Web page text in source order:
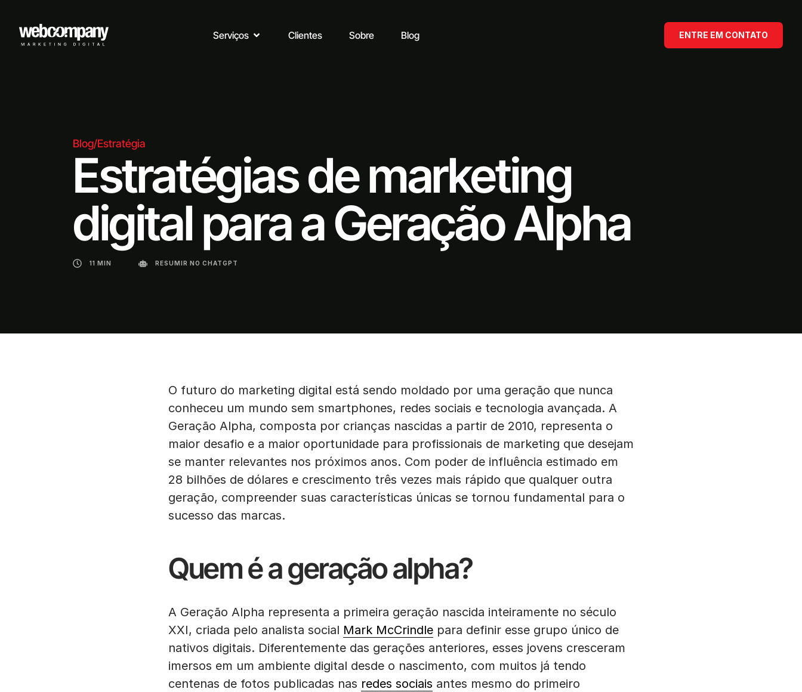
Serviços Clientes Sobre Blog ENTRE EM CONTATO
Blog/Estratégia
Estratégias de marketing
digital para a Geração Alpha
11 MIN RESUMIR NO CHATGPT
O futuro do marketing digital está sendo moldado por uma geração que nunca
conheceu um mundo sem smartphones, redes sociais e tecnologia avançada. A
Geração Alpha, composta por crianças nascidas a partir de 2010, representa o
maior desafio e a maior oportunidade para profissionais de marketing que desejam
se manter relevantes nos próximos anos. Com poder de influência estimado em
28 bilhões de dólares e crescimento três vezes mais rápido que qualquer outra
geração, compreender suas características únicas se tornou fundamental para o
sucesso das marcas.
Quem é a geração alpha?
A Geração Alpha representa a primeira geração nascida inteiramente no século
XXI, criada pelo analista social Mark McCrindle para definir esse grupo único de
nativos digitais. Diferentemente das gerações anteriores, esses jovens cresceram
imersos em um ambiente digital desde o nascimento, com muitos já tendo
centenas de fotos publicadas nas redes sociais antes mesmo do primeiro